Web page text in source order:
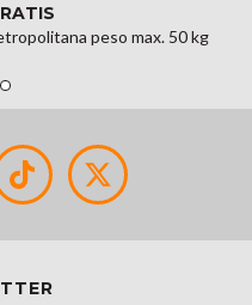
peso max. 50 kg